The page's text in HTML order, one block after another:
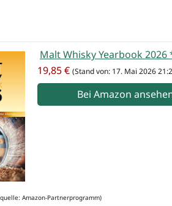
Malt Whis­ky Year­book 2026
19,85 € (Stand von: 17. Mai 2026
Bei Ama­zon
Amazon-Partnerprogramm)